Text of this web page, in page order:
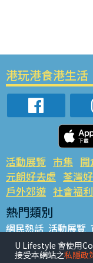
港玩港食港生活
活動展覽 市集 開
元朗好去處 荃灣
戶外郊遊 社會福利
熱門類別
網民熱話 活動展覽
銅鑼灣好去處 元朗
餐廳情報 戶外郊遊
U Lifestyle 會使用
接受本網站之私隱政